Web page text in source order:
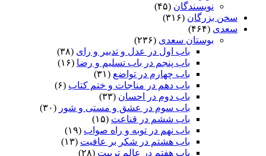
نویسندگان (۴۵)
سخن بزرگان (۳۱۶)
سعدی (۴۶۴)
بوستان سعدی (۲۳۶)
باب اول در عدل و تدبیر و رای (۳۸)
باب پنجم در باب تسلیم و رضا (۱۶)
باب چهارم در تواضع (۳۱)
باب دهم در مناجات و ختم کتاب (۶)
باب دوم در احسان (۳۳)
باب سوم در عشق و مستی و شور (۳۰)
باب ششم در قناعت (۱۵)
باب نهم در توبه و راه صواب (۱۹)
باب هشتم در شکر بر عافیت (۱۳)
باب هفتم در عالم تربیت (۲۸)